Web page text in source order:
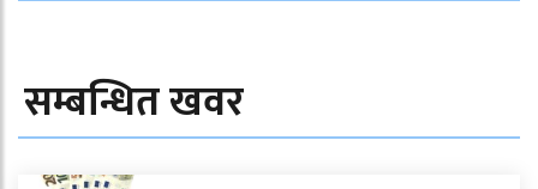
सम्बन्धित खवर